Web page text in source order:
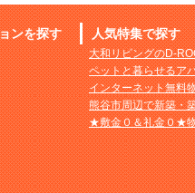
ンを探す 人気特集で探す
大和リビングのD-
ペットと暮らせるア
インターネット無料
熊谷市周辺で新築・
★敷金０＆礼金０★